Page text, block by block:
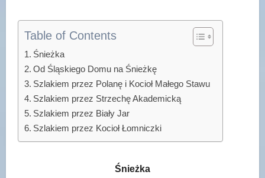
Table of Contents
Śnieżka
Od Śląskiego Domu na Śnieżkę
Szlakiem przez Polanę i Kocioł Małego Stawu
Szlakiem przez Strzechę Akademicką
Szlakiem przez Biały Jar
Szlakiem przez Kocioł Łomniczki
Śnieżka